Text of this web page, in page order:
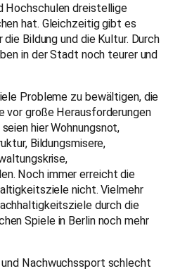
Hochschulen dreistellige
hat. Gleichzeitig gibt es
Bildung und die Kultur. Durch
in der Stadt noch teurer und
Probleme zu bewältigen, die
vor große Herausforderungen
hier Wohnungsnot,
Bildungsmisere,
Noch immer erreicht die
nicht. Vielmehr
durch die
Spiele in Berlin noch mehr
Nachwuchssport schlecht